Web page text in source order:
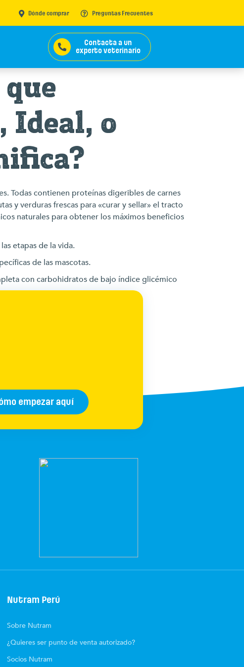
Dónde comprar Preguntas Frecuentes
Contacta a un
experto veterinario
Ideal, o
Todas contienen proteínas digeribles de carnes
y verduras frescas para «curar y sellar» el tracto
naturales para obtener los máximos beneficios
etapas de la vida.
de las mascotas.
con carbohidratos de bajo índice glicémico
empezar aquí
Nutram Perú
Sobre Nutram
¿Quieres ser punto de venta autorizado?
Socios Nutram